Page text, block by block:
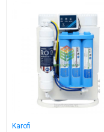
Karofi